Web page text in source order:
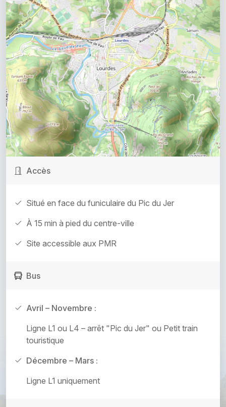
Accès
Situé en face du funiculaire du Pic du Jer
À 15 min à pied du centre-ville
Site accessible aux PMR
Bus
Avril – Novembre :
Ligne L1 ou L4 – arrêt "Pic du Jer" ou Petit train
touristique
Décembre – Mars :
Ligne L1 uniquement